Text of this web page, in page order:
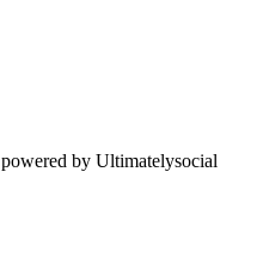
powered by Ultimatelysocial